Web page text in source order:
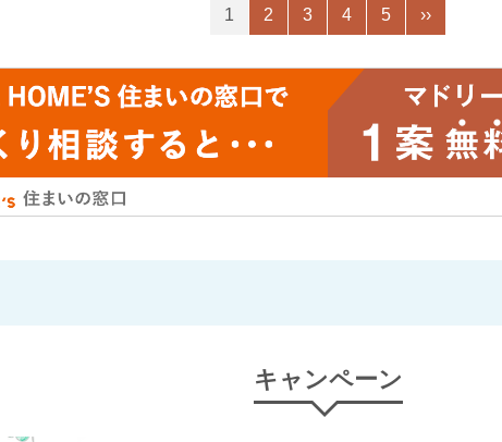
1 2 3 4 5 ››
キャンペーン